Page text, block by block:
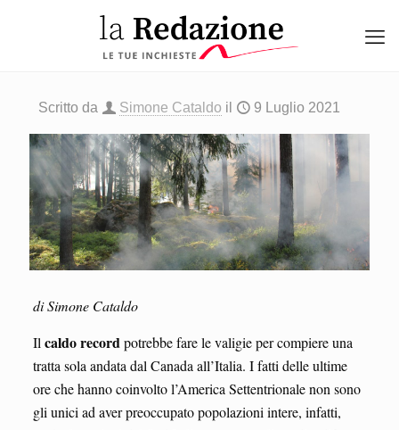
Scritto da Simone Cataldo il 9 Luglio 2021
di Simone Cataldo
Il caldo recordpotrebbe fare le valigie per compiere una
tratta sola andata dal Canada all’Italia. I fatti delle ultime
ore che hanno coinvolto l’America Settentrionale non sono
gli unici ad aver preoccupato popolazioni intere, infatti,